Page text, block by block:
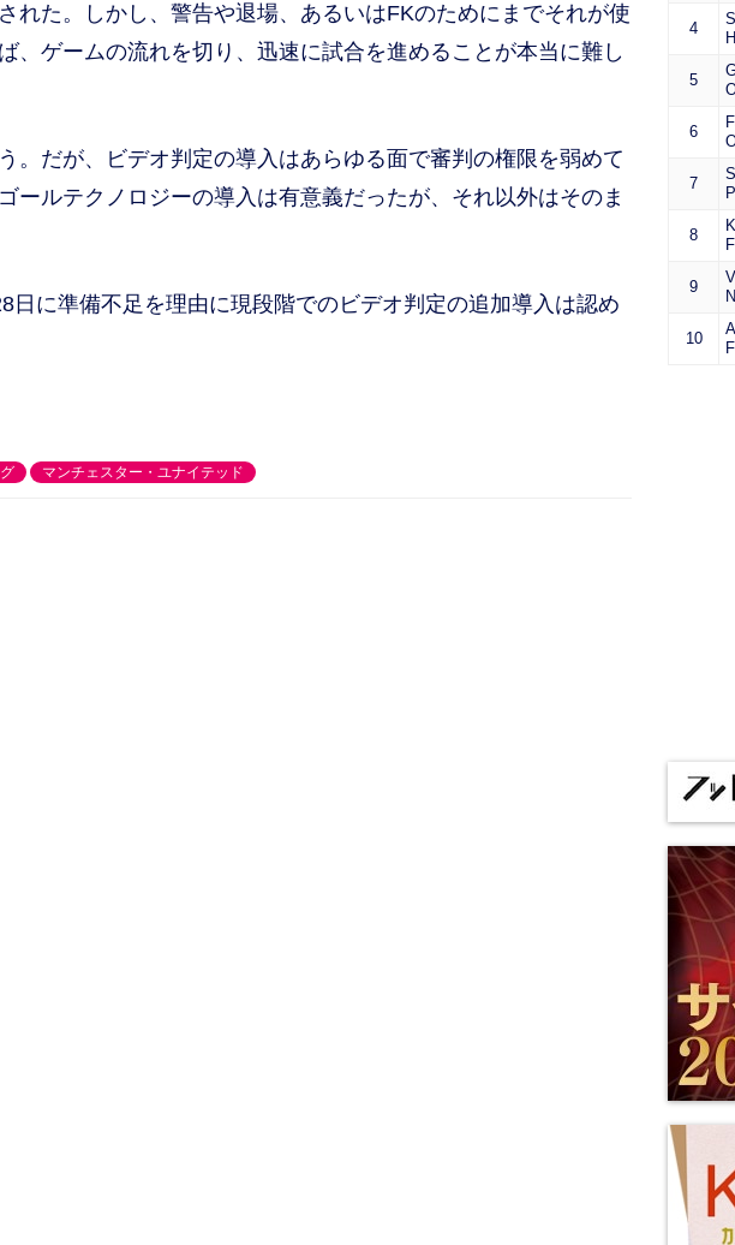
れた。しかし、警告や退場、あるいはFKのためにまでそれが使
、ゲームの流れを切り、迅速に試合を進めることが本当に難し
だが、ビデオ判定の導入はあらゆる面で審判の権限を弱めて
ールテクノロジーの導入は有意義だったが、それ以外はそのま
に準備不足を理由に現段階でのビデオ判定の追加導入は認め
マンチェスター・ユナイテッド
4
5
6
7
8
9
10